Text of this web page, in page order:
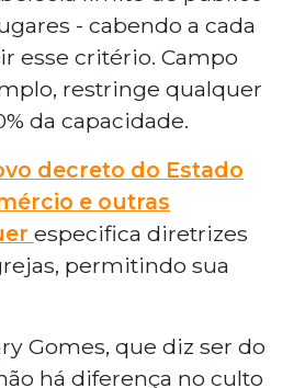
- cabendo a cada
esse critério. Campo
restringe qualquer
da capacidade.
decreto do Estado
e outras
especifica diretrizes
permitindo sua
Gomes, que diz ser do
há diferença no culto